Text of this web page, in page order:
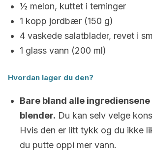
½ melon, kuttet i terninger
1 kopp jordbær (150 g)
4 vaskede salatblader, revet i
1 glass vann (200 ml)
Hvordan lager du den?
Bare bland alle ingrediensene
blender. Du kan selv velge
Hvis den er litt tykk og du ikke
du putte oppi mer vann.